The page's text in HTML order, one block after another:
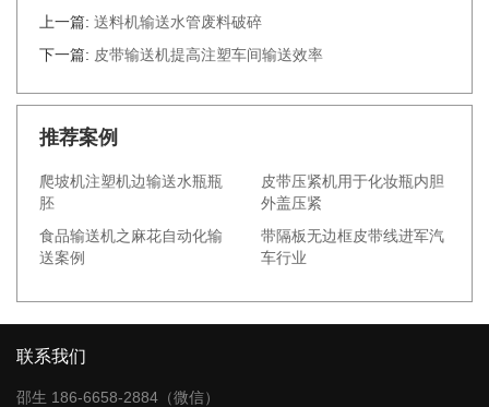
上一篇: 送料机输送水管废料破碎
下一篇: 皮带输送机提高注塑车间输送效率
推荐案例
爬坡机注塑机边输送水瓶瓶
胚
皮带压紧机用于化妆瓶内胆
外盖压紧
食品输送机之麻花自动化输
送案例
带隔板无边框皮带线进军汽
车行业
联系我们
邵生 186-6658-2884（微信）